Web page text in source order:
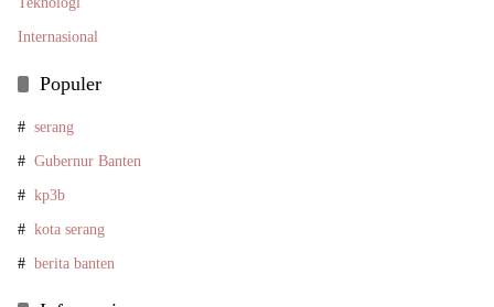
Internasional
Populer
serang
Gubernur Banten
kp3b
kota serang
berita banten